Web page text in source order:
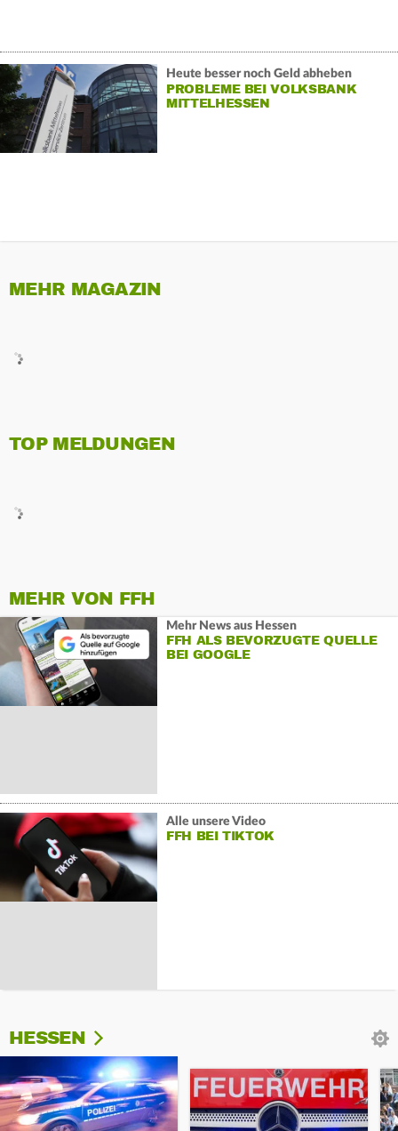
Heute besser noch Geld abheben
PROBLEME BEI VOLKSBANK
MITTELHESSEN
MEHR MAGAZIN
TOP MELDUNGEN
MEHR VON FFH
Mehr News aus Hessen
FFH ALS BEVORZUGTE QUELLE
BEI GOOGLE
Alle unsere Video
FFH BEI TIKTOK
HESSEN